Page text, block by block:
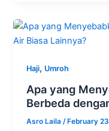
Haji, Umroh
Apa yang
Berbeda
Asro Laila/February